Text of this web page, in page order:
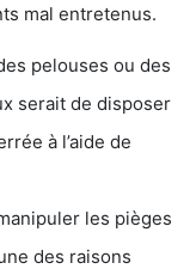
mal entretenus.
pelouses ou des
serait de disposer
à l’aide de
les pièges
des raisons